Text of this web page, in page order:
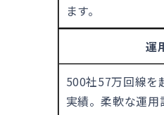
ます。
運
500社57万回線を
実績。柔軟な運用